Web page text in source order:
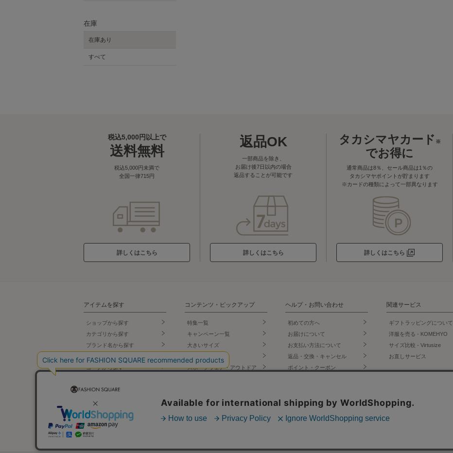
在庫
在庫あり
すべて
税込5,000円以上で
送料無料
税込5,000円未満で
全国一律715円
詳しくはこちら
返品OK
一部商品を除き、
お届け後7日以内の場合
返品することが可能です
詳しくはこちら
タカシマヤカード ※
でお得に
通常商品は8％、セール商品は1％の
タカシマヤポイントが貯まります
※カードの種類によって一部異なります
詳しくはこちら
アイテムを探す
ショップから探す
カテゴリから探す
ブランド名から探す
テイストから探す
コーデから探す
ランキング
新着商品
先行予約商品
再入荷商品
コンテンツ・ピックアップ
特集一覧
キャンペーン一覧
大きいサイズ
スポーツウェア・アウトドア
ランジェリー・インナー
プ
ヘルプ・お問い合わせ
初めての方へ
お届けについて
お支払い方法について
返品・交換・キャンセル
ポイント・クーポン
よくあるご質問
関連サービス
ギフトラッピングについて
洋服を売る - KOMEHYO
サイズ比較 - Virtusize
お直しサービス
公式SNS
Instagram